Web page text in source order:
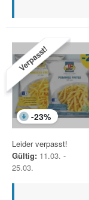
Verpasst!
-23%
Leider verpasst!
Gültig: 11.03. -
25.03.